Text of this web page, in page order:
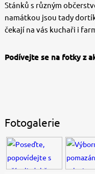
Stánků s různým
namátkou jsou tady
čekají na vás kuchaři i
Podívejte se na fotky z
Fotogalerie